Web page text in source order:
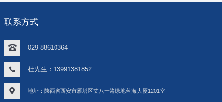
联系方式
029-88610364
杜先生：13991381852
地址：陕西省西安市雁塔区丈八一路绿地蓝海大厦1201室